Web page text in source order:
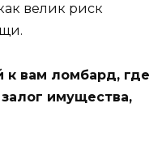
велик риск
вам ломбард, где
имущества,